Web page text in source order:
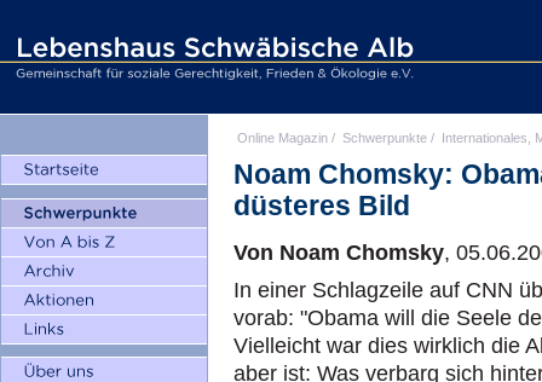
Online Magazin / Schwerpunkte / Internationales,
Noam Chomsky:
düsteres Bild
Von Noam Chomsky,
In einer Schlagzeile auf CNN
vorab: "Obama will die Seele
Vielleicht war dies wirklich die
aber ist: Was verbarg sich